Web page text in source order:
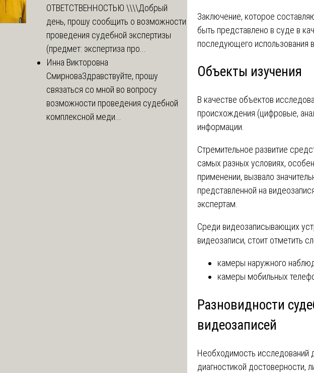
Заключение, которое
быть представлено в суде в
последующего использования
Объекты изучения
В качестве объектов
происхождения (цифровые,
информации.
Стремительное развитие
самых разных условиях,
применении, вызвало
представленной на
экспертам.
Среди видеозаписывающих
видеозаписи, стоит отметить
камеры наружного
камеры мобильных
Разновидности
видеозаписей
Необходимость исследований
диагностикой достоверности,
ОТВЕТСТВЕННОСТЬЮ \\\\Добрый
день, прошу сообщить о возможности
проведения судебной экспертизы
(предмет: экспертиза про...
Инна Викторовна
СмирноваЗдравствуйте, прошу
связаться со мной во вопросу
возможности проведения судебной
комплексной меди...